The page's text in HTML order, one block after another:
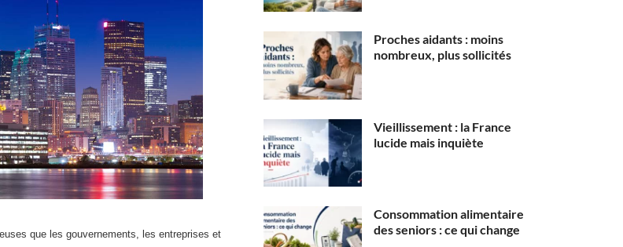
que les gouvernements, les entreprises et
Proches aidants : moins
nombreux, plus sollicités
Vieillissement : la France
lucide mais inquiète
Consommation alimentaire
des seniors : ce qui change